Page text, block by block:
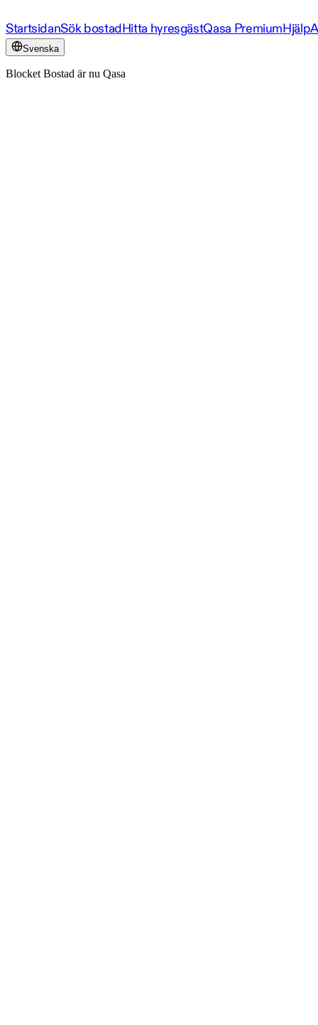
StartsidanSök bostadHitta hyresgästQasa PremiumHjälp
Svenska
Blocket Bostad är nu Qasa